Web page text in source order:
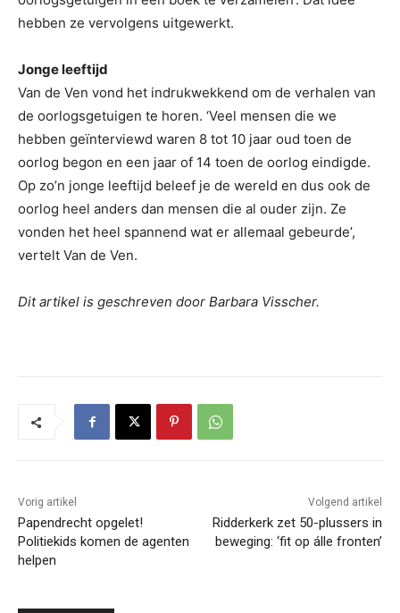
hebben ze vervolgens uitgewerkt.
Jonge leeftijd
Van de Ven vond het indrukwekkend om de verhalen van
de oorlogsgetuigen te horen. ‘Veel mensen die we
hebben geïnterviewd waren 8 tot 10 jaar oud toen de
oorlog begon en een jaar of 14 toen de oorlog eindigde.
Op zo’n jonge leeftijd beleef je de wereld en dus ook de
oorlog heel anders dan mensen die al ouder zijn. Ze
vonden het heel spannend wat er allemaal gebeurde’,
vertelt Van de Ven.
Dit artikel is geschreven door Barbara Visscher.
Vorig artikel
Papendrecht opgelet!
Politiekids komen de agenten
helpen
Volgend artikel
Ridderkerk zet 50-plussers in
beweging: ‘fit op álle fronten’